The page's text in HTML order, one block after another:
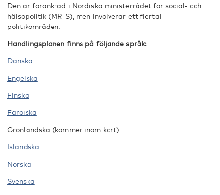
Den är förankrad i Nordiska ministerrådet för social- och
hälsopolitik (MR-S), men involverar ett flertal
politikområden.
Handlingsplanen finns på följande språk:
Danska
Engelska
Finska
Färöiska
Grönländska (kommer inom kort)
Isländska
Norska
Svenska